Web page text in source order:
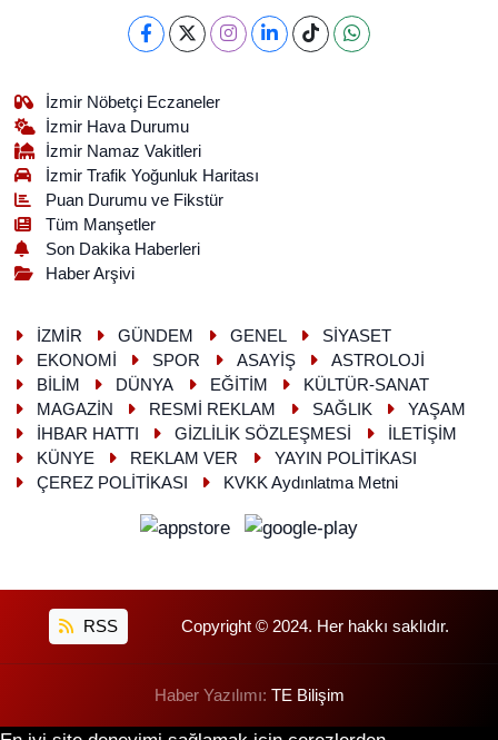
İzmir Nöbetçi Eczaneler
İzmir Hava Durumu
İzmir Namaz Vakitleri
İzmir Trafik Yoğunluk Haritası
Puan Durumu ve Fikstür
Tüm Manşetler
Son Dakika Haberleri
Haber Arşivi
İZMİR GÜNDEM GENEL
SİYASET
EKONOMİ
SPOR ASAYİŞ
ASTROLOJİ
BİLİM
DÜNYA EĞİTİM
KÜLTÜR-SANAT
MAGAZİN
RESMİ REKLAM SAĞLIK
YAŞAM
İHBAR HATTI
GİZLİLİK SÖZLEŞMESİ
İLETİŞİM
KÜNYE
REKLAM VER
YAYIN POLİTİKASI
ÇEREZ POLİTİKASI
KVKK Aydınlatma Metni
RSS Copyright © 2024. Her hakkı saklıdır.
Haber Yazılımı: TE Bilişim